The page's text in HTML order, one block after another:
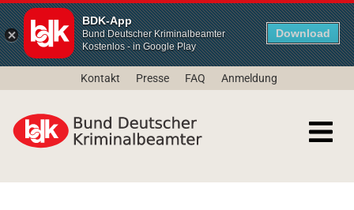
BDK-App
Bund Deutscher Kriminalbeamter
Kostenlos - in Google Play
Download
Kontakt Presse FAQ Anmeldung